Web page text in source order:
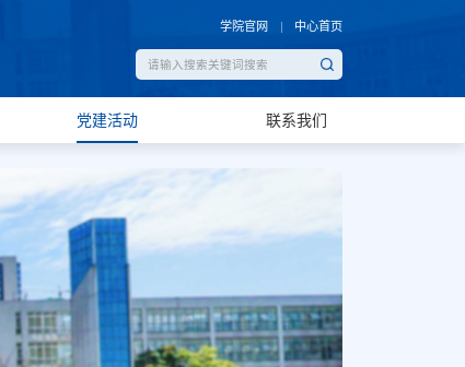
学院官网 中心首页
党建活动 联系我们